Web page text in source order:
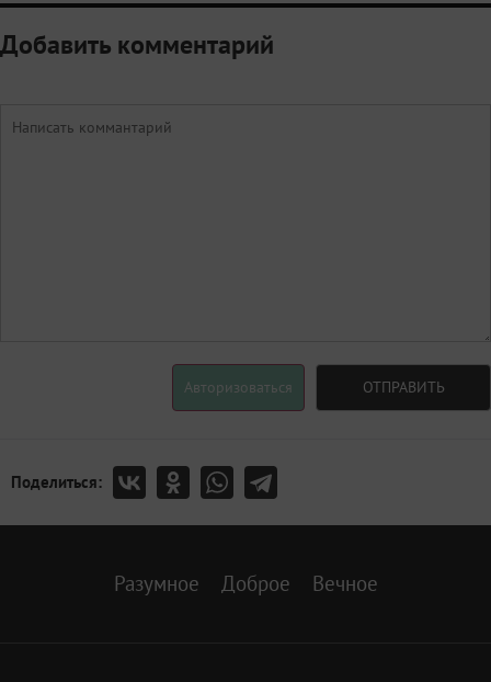
Добавить комментарий
Авторизоваться ОТПРАВИТЬ
Поделиться:
Разумное Доброе Вечное